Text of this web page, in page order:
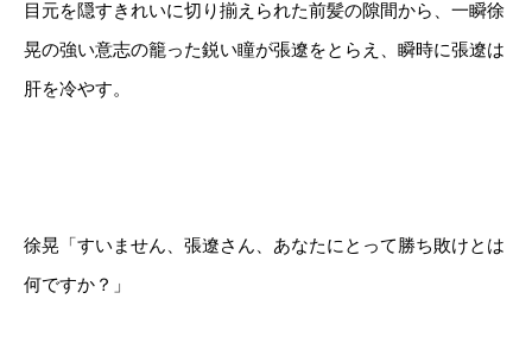
目元を隠すきれいに切り揃えられた前髪の隙間から、一瞬徐
晃の強い意志の籠った鋭い瞳が張遼をとらえ、瞬時に張遼は
肝を冷やす。
徐晃「すいません、張遼さん、あなたにとって勝ち敗けとは
何ですか？」